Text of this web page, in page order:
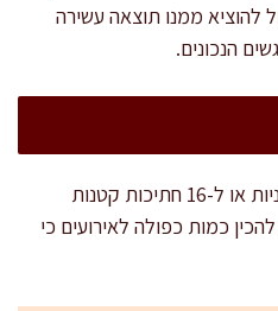
להוציא ממנו תוצאה עשירה
הנכונים.
המתכון מתאים ל-12 מנות בינוניות או ל-16 חתיכות קטנות
כמות כפולה לאירועים כי